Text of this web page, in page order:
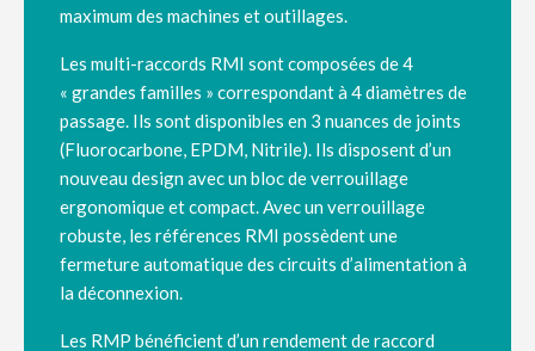
maximum des machines et outillages.
Les multi-raccords RMI sont composées de 4
« grandes familles » correspondant à 4 diamètres de
passage. Ils sont disponibles en 3 nuances de joints
(Fluorocarbone, EPDM, Nitrile). Ils disposent d’un
nouveau design avec un bloc de verrouillage
ergonomique et compact.Avec un verrouillage
robuste, les références RMI possèdent une
fermeture automatique des circuits d’alimentation à
la déconnexion.
Les RMP bénéficient d’un rendement de raccord